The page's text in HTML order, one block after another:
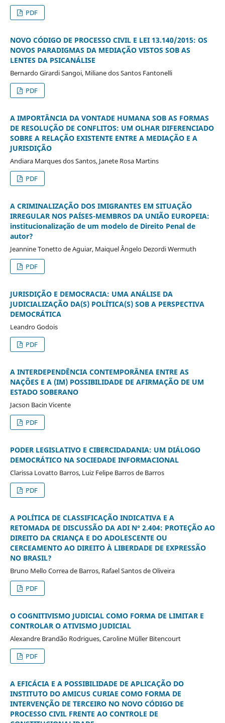
PDF
NOVO CÓDIGO DE PROCESSO CIVIL E LEI 13.140/2015: OS
NOVOS PARADIGMAS DA MEDIAÇÃO VISTOS SOB AS
LENTES DA PSICANÁLISE
Bernardo Girardi Sangoi, Miliane dos Santos Fantonelli
PDF
A IMPORTÂNCIA DA VONTADE HUMANA SOB AS FORMAS
DE RESOLUÇÃO DE CONFLITOS: UM OLHAR DIFERENCIADO
SOBRE A RELAÇÃO EXISTENTE ENTRE A MEDIAÇÃO E A
JURISDIÇÃO
Andiara Marques dos Santos, Janete Rosa Martins
PDF
A CRIMINALIZAÇÃO DOS IMIGRANTES EM SITUAÇÃO
IRREGULAR NOS PAÍSES-MEMBROS DA UNIÃO EUROPEIA:
institucionalização de um modelo de Direito Penal de
autor?
Jeannine Tonetto de Aguiar, Maiquel Ângelo Dezordi Wermuth
PDF
JURISDIÇÃO E DEMOCRACIA: UMA ANÁLISE DA
JUDICIALIZAÇÃO DA(S) POLÍTICA(S) SOB A PERSPECTIVA
DEMOCRÁTICA
Leandro Godois
PDF
A INTERDEPENDÊNCIA CONTEMPORÂNEA ENTRE AS
NAÇÕES E A (IM) POSSIBILIDADE DE AFIRMAÇÃO DE UM
ESTADO SOBERANO
Jacson Bacin Vicente
PDF
PODER LEGISLATIVO E CIBERCIDADANIA: UM DIÁLOGO
DEMOCRÁTICO NA SOCIEDADE INFORMACIONAL
Clarissa Lovatto Barros, Luiz Felipe Barros de Barros
PDF
A POLÍTICA DE CLASSIFICAÇÃO INDICATIVA E A
RETOMADA DE DISCUSSÃO DA ADI N° 2.404: PROTEÇÃO AO
DIREITO DA CRIANÇA E DO ADOLESCENTE OU
CERCEAMENTO AO DIREITO À LIBERDADE DE EXPRESSÃO
NO BRASIL?
Bruno Mello Correa de Barros, Rafael Santos de Oliveira
PDF
O COGNITIVISMO JUDICIAL COMO FORMA DE LIMITAR E
CONTROLAR O ATIVISMO JUDICIAL
Alexandre Brandão Rodrigues, Caroline Müller Bitencourt
PDF
A EFICÁCIA E A POSSIBILIDADE DE APLICAÇÃO DO
INSTITUTO DO AMICUS CURIAE COMO FORMA DE
INTERVENÇÃO DE TERCEIRO NO NOVO CÓDIGO DE
PROCESSO CIVIL FRENTE AO CONTROLE DE